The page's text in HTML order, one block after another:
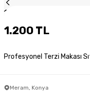
1
1.200 TL
Profesyonel Terzi Makası
Meram, Konya